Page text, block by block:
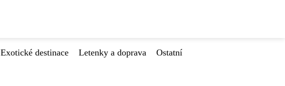
Exotické destinace Letenky a doprava
Ostatní